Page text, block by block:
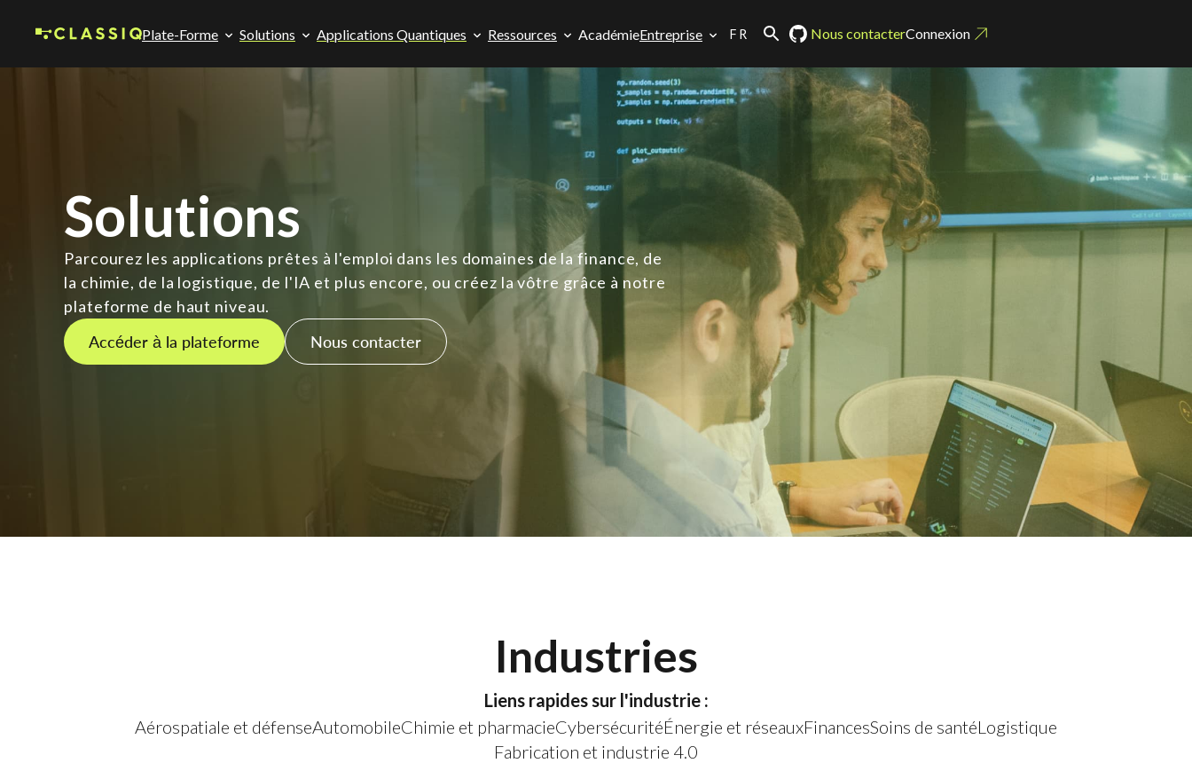
Plate-Forme Solutions Applications Quantiques Ressources AcadémieEntreprise FR Nous contacterConnexion
Solutions
Parcourez les applications prêtes à l'emploi dans les domaines de la finance, de
la chimie, de la logistique, de l'IA et plus encore, ou créez la vôtre grâce à notre
plateforme de haut niveau.
Accéder à la plateforme
Nous contacter
Industries
Liens rapides sur l'industrie :
Aérospatiale et défenseAutomobileChimie et pharmacieCybersécuritéÉnergie et réseauxFinancesSoins de santéLogistique
Fabrication et industrie 4.0